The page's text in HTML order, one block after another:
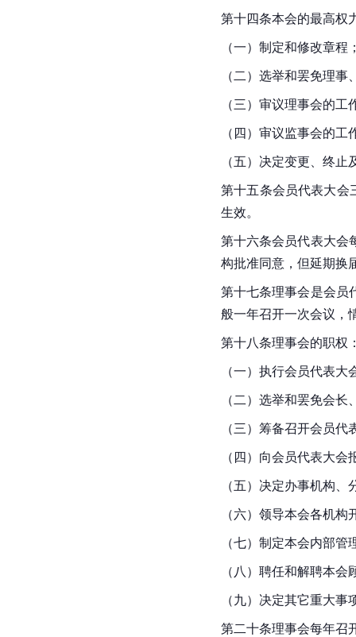
第十四条本会的最高权
（一）制定和修改章程
（二）选举和罢免理事
（三）审议理事会的
（四）审议监事会的工
（五）决定变更、终
第十五条会员代表大会
生效。
第十六条会员代表大会
构批准同意，但延期换
第十七条理事会是会员
般一年召开一次会议，
第十八条理事会的职权
（一）执行会员代表大
（二）选举和罢免会
（三）筹备召开会员代
（四）向会员代表大
（五）决定办事机构
（六）领导本会各机构
（七）制定本会内部管
（八）聘任和解聘本会
（九）决定其它重大
第二十条理事会每年召